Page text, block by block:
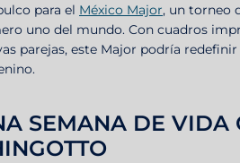
para el México Major, un torneo
uno del mundo. Con cuadros
parejas, este Major podría
SEMANA DE VIDA